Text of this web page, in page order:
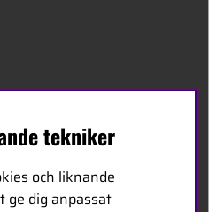
tekniker
och liknande
ge dig anpassat